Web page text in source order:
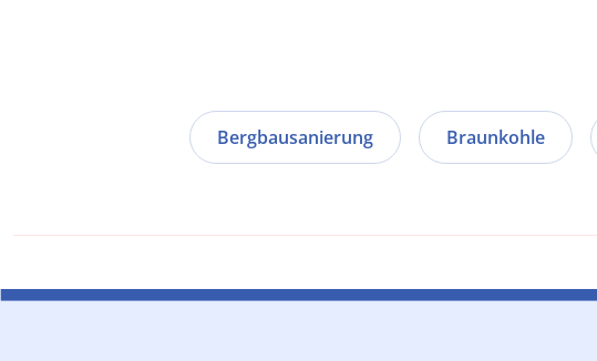
Bergbausanierung Braunkohle